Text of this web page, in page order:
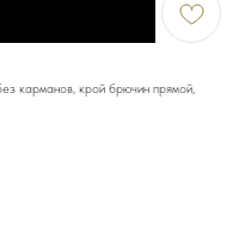
карманов, крой брючин прямой,